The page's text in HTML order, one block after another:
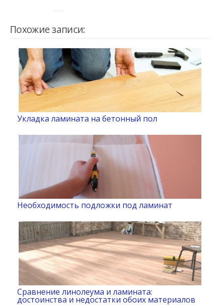
Похожие записи:
Укладка ламината на бетонный пол
Необходимость подложки под ламинат
Сравнение линолеума и ламината:
достоинства и недостатки обоих материалов